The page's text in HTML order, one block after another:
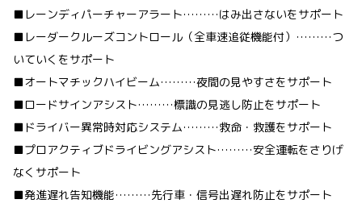
■レーンディパーチャーアラート………はみ出さないをサポート
■レーダークルーズコントロール（全車速追従機能付）………つ
いていくをサポート
■オートマチックハイビーム………夜間の見やすさをサポート
■ロードサインアシスト………標識の見逃し防止をサポート
■ドライバー異常時対応システム………救命・救護をサポート
■プロアクティブドライビングアシスト………安全運転をさりげ
なくサポート
■発進遅れ告知機能………先行車・信号出遅れ防止をサポート